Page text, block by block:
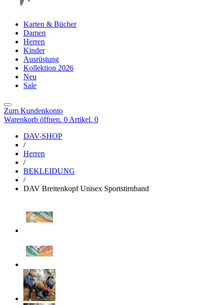
Karten & Bücher
Damen
Herren
Kinder
Ausrüstung
Kollektion 2026
Neu
Sale
Zum Kundenkonto
Warenkorb öffnen. 0 Artikel. 0
DAV-SHOP
/
Herren
/
BEKLEIDUNG
/
DAV Breitenkopf Unisex Sportstirnband